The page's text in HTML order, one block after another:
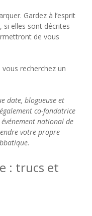
Gardez à l’esprit
si elles sont décrites
de vous
recherchez un
date, blogueuse et
co-fondatrice
national de
votre propre
: trucs et